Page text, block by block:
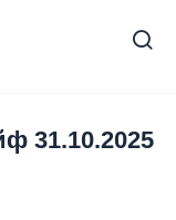
31.10.2025